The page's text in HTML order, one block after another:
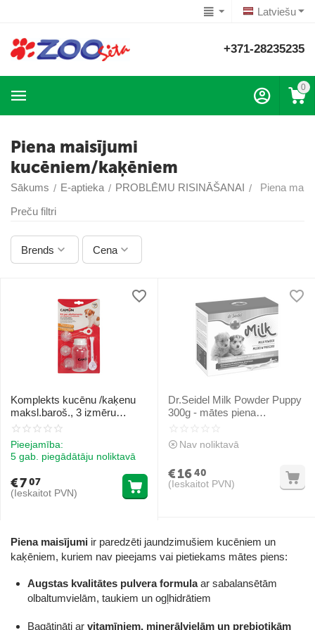
Latviešu
+371-28235235
0
Piena maisījumi
kucēniem/kaķēniem
Sākums / E-aptieka / PROBLĒMU RISINĀŠANAI /
Piena
Preču filtri
Brends Cena
Piena maisījumi ir paredzēti jaundzimušiem kucēniem un
kaķēniem, kuriem nav pieejams vai pietiekams mātes piens:
Augstas kvalitātes pulvera formulaar sabalansētām
olbaltumvielām, taukiem un ogļhidrātiem
Bagātināti ar vitamīniem, minerālvielām un prebiotikām
Komplekts kucēnu /kaķenu
maksl.baroš., 3 izmēru
knupīši, pudele 150ml
Pieejamība:
5 gab. piegādātāju noliktavā
€707
(Ieskaitot PVN)
Dr.Seidel Milk Powder Puppy
300g - mātes piena
Nav noliktavā
€1640
(Ieskaitot PVN)